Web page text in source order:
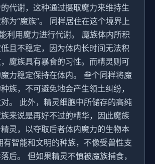
代谢，这种通过摄取魔力来维持生
为“魔族”。 同样居住在这个境界上
利用魔力进行代谢。 魔族体内所积
且不稳定，因为体内长时间无法积
魔族具有暴食的习性。而精灵则可
力稳定保持在体内。 叁个同样将魔
族，不可避免地会产生领土纠纷，
。 此外，精灵细胞中所储存的高纯
来说是再好不过的精华，因此魔族
灵，以夺取后者体内魔力的生物本
有智能和文明的种族，不像受兽性支
后。 但如果精灵不慎被魔族捕食，